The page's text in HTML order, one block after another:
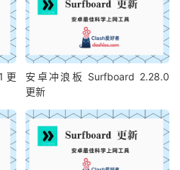
更
安卓冲浪板 Surfboard 2.28.0
更新